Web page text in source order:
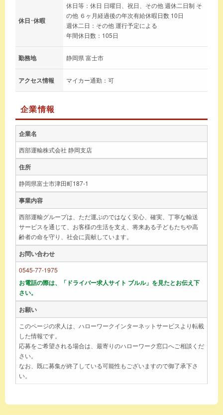
休日･休暇
休日等：休日 日曜日、祝日、その他 週休二日制 そ
の他 ６ヶ月経過後の年次有給休暇日数 10日
週休二日：その他 運行予定による
年間休日数：105日
勤務地 静岡県 富士市
アクセス情報 マイカー通勤：可
企業情報
企業名
西部運輸株式会社 静岡支店
住所
静岡県富士市津田町187-1
事業内容
西部運輸グループは、ただ運ぶのではなく安心、確実、丁寧な輸送
サービスを通じて、お客様の生活を支え、将来ある子どもたちや高
齢者の命を守り、社会に貢献しています。
お問い合わせ
0545-77-1975
お電話の際は、「ドライバー求人サイト ブルル」を見たとお伝え下
さい。
お願い
このページの求人は、ハローワークインターネットサービスより転載
した情報です。
応募をご希望される場合は、最寄りのハローワーク窓口へご相談くだ
さい。
なお、既に募集が終了している可能性もございますので御了承下さ
い。